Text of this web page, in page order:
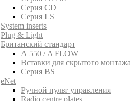
Серия CD
Серия LS
System inserts
Plug & Light
Британский стандарт
A 550 / A FLOW
Вставки для скрытого монтажа
Серия BS
eNet
Pучной пульт управления
Radio centre plates